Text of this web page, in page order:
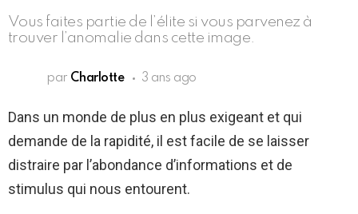
Vous faites partie de l’élite si vous parvenez à
trouver l’anomalie dans cette image.
par Charlotte 3 ans ago
Dans un monde de plus en plus exigeant et qui
demande de la rapidité, il est facile de se laisser
distraire par l’abondance d’informations et de
stimulus qui nous entourent.